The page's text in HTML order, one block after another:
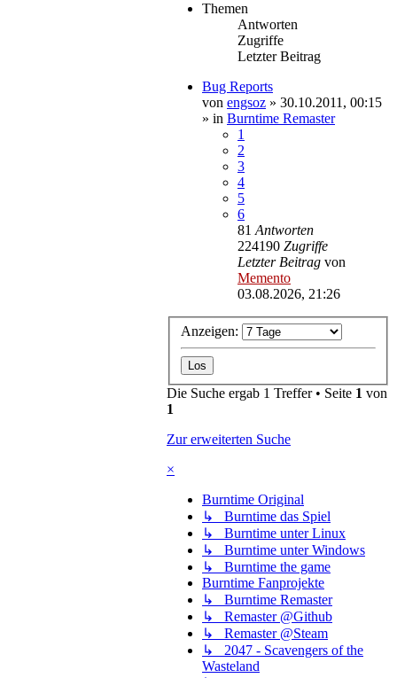
Themen
Antworten
Zugriffe
Letzter Beitrag
Bug Reports
von engsoz » 30.10.2011, 00:15
» in Burntime Remaster
1
2
3
4
5
6
81 Antworten
224190 Zugriffe
Letzter Beitrag von
Memento
03.08.2026, 21:26
Anzeigen:
Die Suche ergab 1 Treffer • Seite 1 von
1
Zur erweiterten Suche
×
Burntime Original
↳ Burntime das Spiel
↳ Burntime unter Linux
↳ Burntime unter Windows
↳ Burntime the game
Burntime Fanprojekte
↳ Burntime Remaster
↳ Remaster @Github
↳ Remaster @Steam
↳ 2047 - Scavengers of the
Wasteland